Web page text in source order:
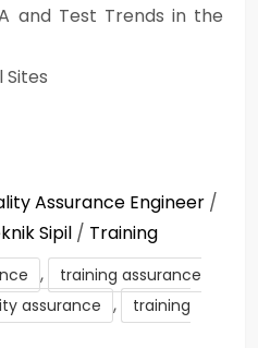
and Test Trends in the
Sites
Assurance Engineer /
Sipil / Training
,
training assurance
assurance ,
training